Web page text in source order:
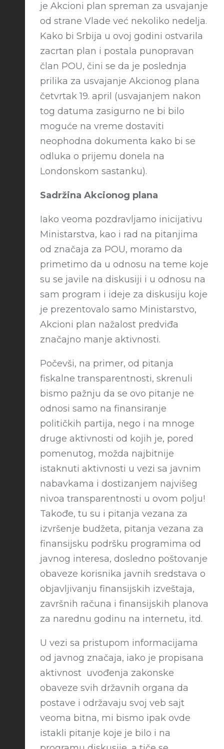
je Akcioni plan spreman za usvajanje
od strane Vlade već nekoliko nedelja.
Kako bi Srbija u ovoj godini ostvarila
zacrtan plan i postala punopravan
član POU, čini se da je poslednja
prilika za usvajanje Akcionog plana
četvrtak 19. april (usvajanjem nakon
tog datuma zasigurno ne bi bilo
moguće na vreme dostaviti
neophodna dokumenta kako bi se
odluka o prijemu donela na
Londonskom sastanku).
Sadržina Akcionog plana
Iako veoma pozdravljamo inicijativu
Ministarstva, kao i rad na pitanjima
od značaja za POU, moramo da
primetimo da u odnosu na teme koje
su se javile na diskusiji i u odnosu na
sam program i ideje za diskusiju koje
je prezentovalo samo Ministarstvo,
Akcioni plan nažalost predviđa
značajno manje aktivnosti.
Počevši, na primer, od pitanja
fiskalne transparentnosti, skrenuli
bismo pažnju da se ovo pitanje ne
odnosi samo na finansiranje
političkih partija, nego i na mnoge
druge aktivnosti od kojih je, pored
pomenutog, možda najbitnije
istaknuti aktivnosti u vezi sa javnim
nabavkama i dostizanjem najvišeg
nivoa transparentnosti u ovom polju!
Takođe, tu su i pitanja vezana za
izvršenje budžeta, pitanja vezana za
finansijsku podršku programima od
javnog interesa, dosledno poštovanje
obaveze korisnika javnih sredstava o
objavljivanju finansijskih izveštaja,
završnih računa i finansijskih planova
za narednu godinu na internetu, itd.
U vezi sa pristupom informacijama
od javnog značaja, iako je propisana
aktivnost uvođenja zakonske
obaveze svih državnih organa da
postave i održavaju svoj veb sajt
veoma bitna, mi bismo ipak ovde
istakli pitanje koje je bilo i na